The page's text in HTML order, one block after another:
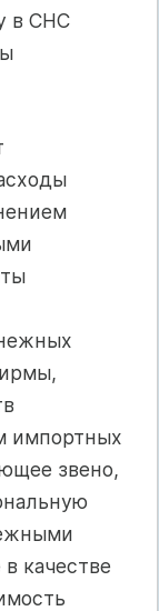
в СНС
импортных
звено,
качестве